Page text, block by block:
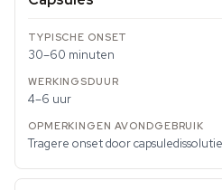
30–60 minuten
4–6 uur
Tragere onset door